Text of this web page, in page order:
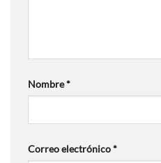
Nombre*
Correo electrónico*